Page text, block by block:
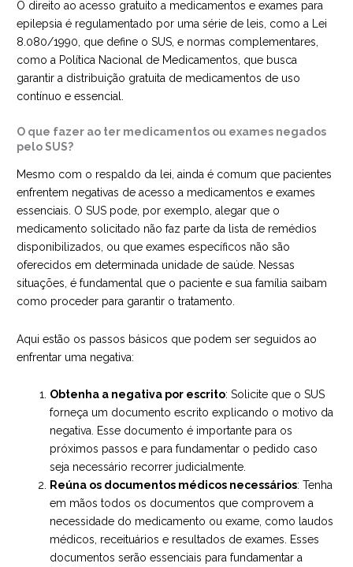
O direito ao acesso gratuito a medicamentos e exames para
epilepsia é regulamentado por uma série de leis, como a Lei
8.080/1990, que define o SUS, e normas complementares,
como a Política Nacional de Medicamentos, que busca
garantir a distribuição gratuita de medicamentos de uso
contínuo e essencial.
O que fazer ao ter medicamentos ou exames negados
pelo SUS?
Mesmo com o respaldo da lei, ainda é comum que pacientes
enfrentem negativas de acesso a medicamentos e exames
essenciais. O SUS pode, por exemplo, alegar que o
medicamento solicitado não faz parte da lista de remédios
disponibilizados, ou que exames específicos não são
oferecidos em determinada unidade de saúde. Nessas
situações, é fundamental que o paciente e sua família saibam
como proceder para garantir o tratamento.
Aqui estão os passos básicos que podem ser seguidos ao
enfrentar uma negativa:
Obtenha a negativa por escrito: Solicite que o SUS
forneça um documento escrito explicando o motivo da
negativa. Esse documento é importante para os
próximos passos e para fundamentar o pedido caso
seja necessário recorrer judicialmente.
Reúna os documentos médicos necessários: Tenha
em mãos todos os documentos que comprovem a
necessidade do medicamento ou exame, como laudos
médicos, receituários e resultados de exames. Esses
documentos serão essenciais para fundamentar a